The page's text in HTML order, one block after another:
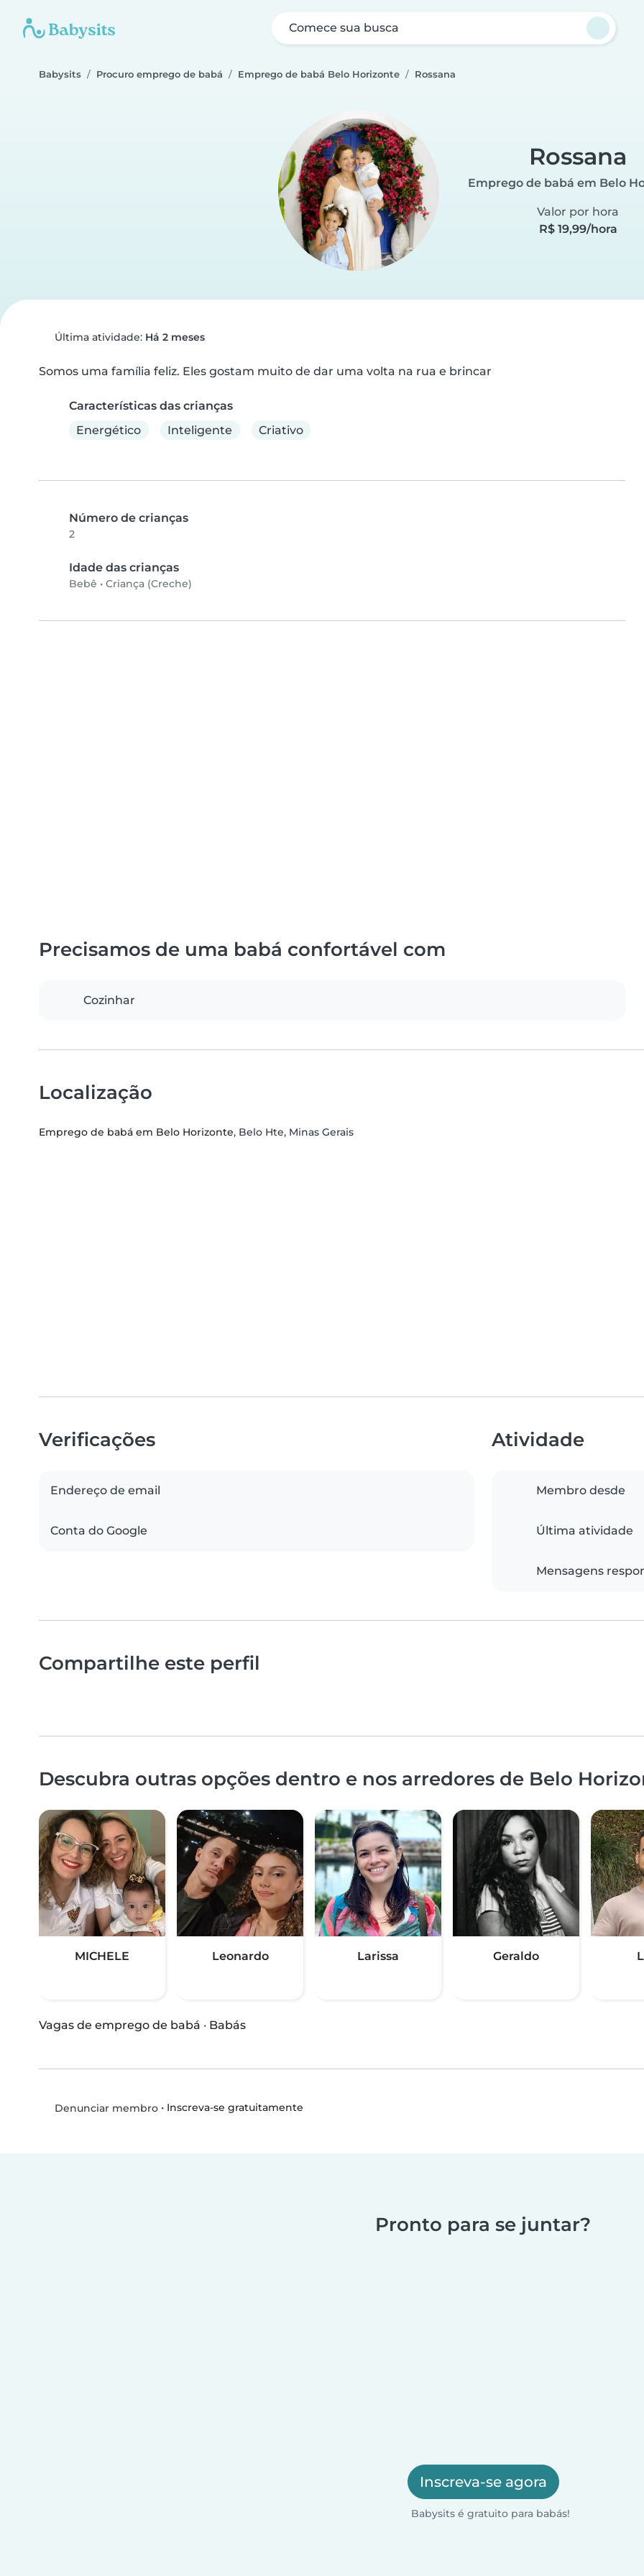
Comece sua busca
Babysits Procuro emprego de babá Emprego de babá Belo Horizonte Rossana
Rossana
Emprego de babá em Belo
Valor por hora
R$ 19,99/hora
Última atividade: Há 2 meses
Somos uma família feliz. Eles gostam muito de dar uma volta na rua e brincar
Características das crianças
Energético
Inteligente Criativo
Número de crianças
2
Idade das crianças
Bebê • Criança (Creche)
Precisamos de uma babá confortável com
Cozinhar
Localização
Emprego de babá em Belo Horizonte, Belo Hte, Minas Gerais
Verificações
Endereço de email
Conta do Google
Atividade
Membro desde
Última atividade
Mensagens
Compartilhe este perfil
Descubra outras opções dentro e nos arredores de Belo
MICHELE Leonardo Larissa Geraldo
Vagas de emprego de babá · Babás
Denunciar membro• Inscreva-se gratuitamente
Pronto para se juntar?
Inscreva-se agora
Babysits é gratuito para babás!